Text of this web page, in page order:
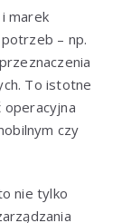
marek
– np.
To istotne
operacyjna
czy
nie tylko